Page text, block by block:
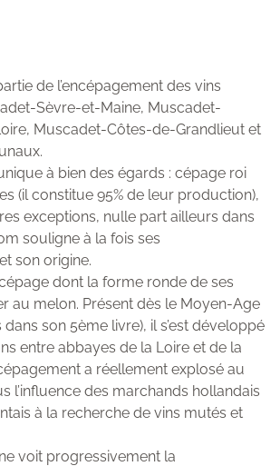
de l’encépagement des vins
Sèvre-et-Maine, Muscadet-
Muscadet-Côtes-de-Grandlieut et
à bien des égards : cépage roi
(il constitue 95% de leur production),
exceptions, nulle part ailleurs dans
souligne à la fois ses
son origine.
dont la forme ronde de ses
au melon. Présent dès le Moyen-Age
dans son 5ème livre), il s’est développé
entre abbayes de la Loire et de la
a réellement explosé au
l’influence des marchands hollandais
à la recherche de vins mutés et
voit progressivement la